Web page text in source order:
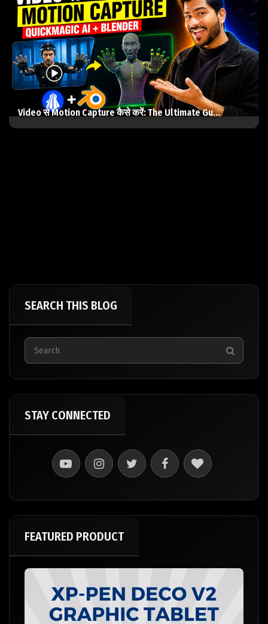
Video से Motion Capture कैसे करें: The Ultimate Gu...
SEARCH THIS BLOG
STAY CONNECTED
FEATURED PRODUCT